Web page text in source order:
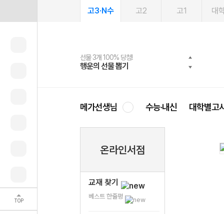
TOP
고3·N수 고2 고1 대
선물 3개 100% 당첨!
행운의 선물 뽑기
선물 100% 증정!
메가스터디 X 올리브
여름방학 스터디 캐시백
메가런 썸머스쿨
2027 러셀 단과
강사 공개선발
스마트러닝앱
설문 EVENT
메가패스
3일 무료 체험권
메가패스 수강생 무료혜택!
메가클럽 멤버십
사회공헌 캠페인
희망이룸 메가나눔
메가선생님 수능·내신 대학별고
온라인서점
교재 찾기
베스트 한줄평